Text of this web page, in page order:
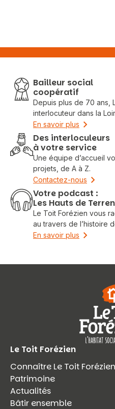
Bailleur social
coopératif
Depuis plus de 70 ans,
interlocuteur dans la
En savoir plus
Des interloculeurs
à votre service
Une équipe d’accueil
projets, de A à Z.
Contactez-nous
Votre podcast :
Les Hauts de
Le Toit Forézien vous
au travers de l’histoire
En savoir plus
Le Toit Forézien
Connaître Le Toit Forézien
Patrimoine
Actualités
Bâtir ensemble